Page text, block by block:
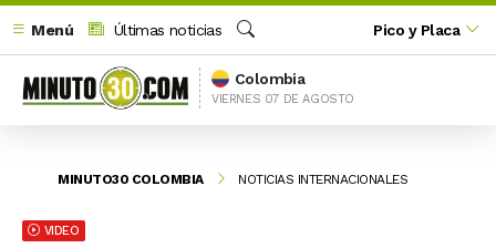
Menú
Últimas noticias
Buscar
Pico y Placa
Colombia
VIERNES 07 DE AGOSTO
MINUTO30 COLOMBIA NOTICIAS INTERNACIONALES
VIDEO